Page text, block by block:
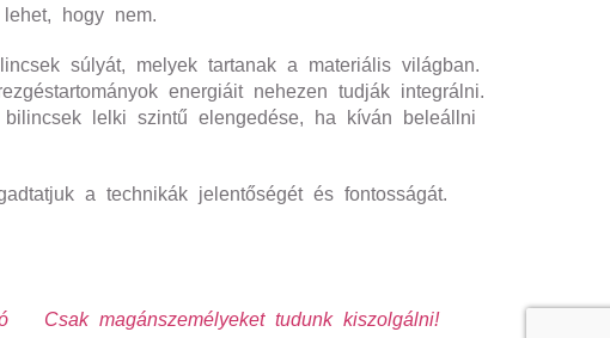
hogy nem.
súlyát, melyek tartanak a materiális világban.
energiáit nehezen tudják integrálni.
lelki szintű elengedése, ha kíván beleállni
a technikák jelentőségét és fontosságát.
Csak magánszemélyeket tudunk kiszolgálni!